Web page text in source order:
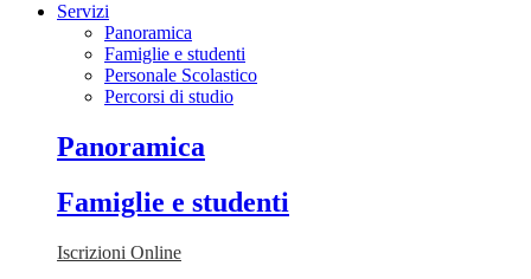
Servizi
Panoramica
Famiglie e studenti
Personale Scolastico
Percorsi di studio
Panoramica
Famiglie e studenti
Iscrizioni Online